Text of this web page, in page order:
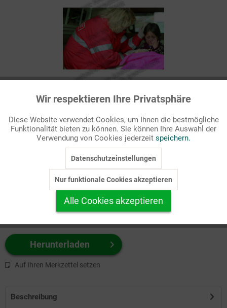
Passende Stichworte
Bibel, Hilfswerke
zuerst Ihr Produktformat aus.
z.B. Farbe-Grafik, Schwarz-Weiß-Grafik, mit/ohne Text ...
Herunterladen
Auf Ihren Merkzettel setzen
Beschreibung
Funktionale Aktiv
Marketing Inaktiv
Personalisierung Inaktiv
Service
Wir respektieren Ihre Privatsphäre
Diese Website verwendet Cookies, um Ihnen die bestmögliche
Funktionalität bieten zu können. Sie können Ihre Auswahl der
Verwendung von Cookies jederzeit speichern.
Datenschutzeinstellungen
Nur funktionale Cookies akzeptieren
Alle Cookies akzeptieren